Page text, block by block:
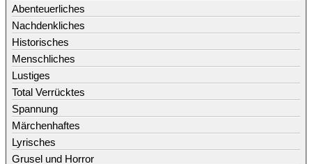
Abenteuerliches
Nachdenkliches
Historisches
Menschliches
Lustiges
Total Verrücktes
Spannung
Märchenhaftes
Lyrisches
Grusel und Horror